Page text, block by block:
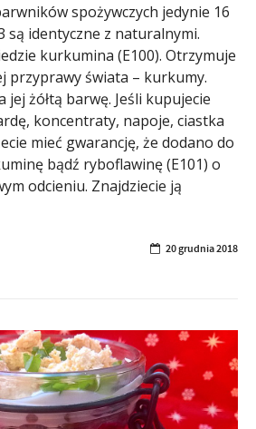
spożywczych jedynie 16
są identyczne z naturalnymi.
kurkumina (E100). Otrzymuje
przyprawy świata – kurkumy.
jej żółtą barwę. Jeśli kupujecie
koncentraty, napoje, ciastka
mieć gwarancję, że dodano do
bądź ryboflawinę (E101) o
odcieniu. Znajdziecie ją
20 grudnia 2018